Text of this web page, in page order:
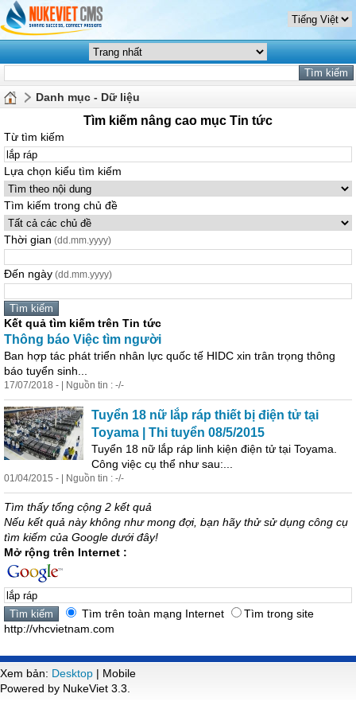
Danh mục - Dữ liệu
Tìm kiếm nâng cao mục Tin tức
Từ tìm kiếm
Lựa chọn kiểu tìm kiếm
Tìm kiếm trong chủ đề
Thời gian (dd.mm.yyyy)
Đến ngày (dd.mm.yyyy)
Kết quả tìm kiếm trên Tin tức
Thông báo Việc tìm người
Ban hợp tác phát triển nhân lực quốc tế HIDC xin trân trọng thông
báo tuyển sinh...
17/07/2018 - | Nguồn tin : -/-
Tuyển 18 nữ lắp ráp thiết bị điện tử tại
Toyama | Thi tuyển 08/5/2015
Tuyển 18 nữ lắp ráp linh kiện điện tử tại Toyama.
Công việc cụ thể như sau:...
01/04/2015 - | Nguồn tin : -/-
Tìm thấy tổng cộng 2 kết quả
Nếu kết quả này không như mong đợi, bạn hãy thử sử dụng công cụ
tìm kiếm của Google dưới đây!
Mở rộng trên Internet :
Tìm trên toàn mạng Internet
Tìm trong site
http://vhcvietnam.com
Xem bản: Desktop | Mobile
Powered by NukeViet 3.3.